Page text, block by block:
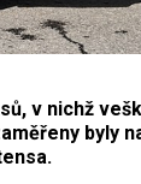
v nichž
byly